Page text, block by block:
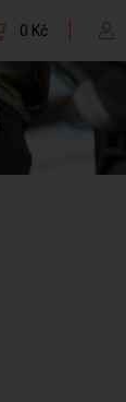
0 Kč